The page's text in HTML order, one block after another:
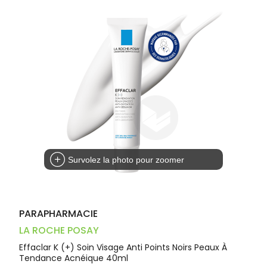
Survolez la photo pour zoomer
PARAPHARMACIE
LA ROCHE POSAY
Effaclar K (+) Soin Visage Anti Points Noirs Peaux À
Tendance Acnéique 40ml